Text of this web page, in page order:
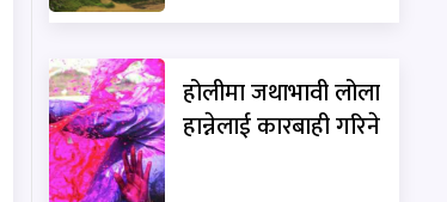
होलीमा जथाभावी लोला
हान्नेलाई कारबाही गरिने